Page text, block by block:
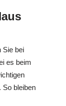
Sie bei
es beim
So bleiben